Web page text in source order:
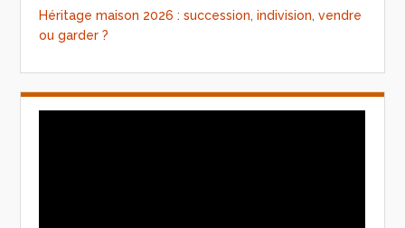
Héritage maison 2026 : succession, indivision, vendre
ou garder ?